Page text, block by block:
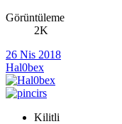
Görüntüleme
2K
26 Nis 2018
Hal0bex
Kilitli